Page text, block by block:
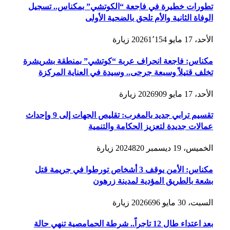
تطورات خطيرة في فاجعة “الكوتشي” بمكناس.. تسجيل
الوفاة الثانية والأم تلحق بالضحية الأولى
الأحد، 17 مايو 2026 1٬154 زيارة
مكناس: فاجعة انحراف عربة “كوتشي” بمنطقة بشريشرة
تخلف قتيلاً وسبعة جرحى.. وسيدة في العناية المركزة
الأحد، 17 مايو 2026 909 زيارة
تقسيم ترابي جديد بالمغرب: تقليص الجهات إلى 9 وإحداث
عمالات جديدة لتعزيز الحكامة والتنمية
الخميس، 19 ديسمبر 2024 820 زيارة
مكناس: الأمن يوقف 3 أشخاص تورطوا في جريمة قتل
بشعة بالطريق المؤدية لمدينة زرهون
السبت، 30 مايو 2026 696 زيارة
بعد اعتداء طال 12 تاجراً.. شرطة الحمامصية تنهي حالة